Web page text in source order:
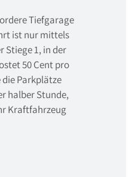
Tiefgarage
ist nur mittels
Stiege 1, in der
50 Cent pro
die Parkplätze
halber Stunde,
Kraftfahrzeug